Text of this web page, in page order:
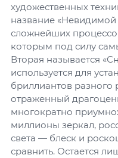
художественных
название «Невидимой
сложнейших
которым под силу
Вторая называется
используется для
бриллиантов разного
отраженный
многократно
миллионы зеркал,
света — блеск и
сравнить. Остается